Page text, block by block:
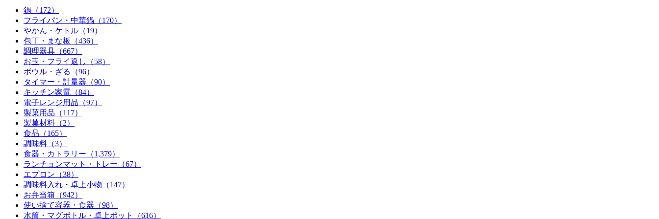
鍋 （172）
フライパン・中華鍋 （170）
やかん・ケトル （19）
包丁・まな板
（436）
調理器具 （667）
お玉・フライ返し
（58）
ボウル・ざる
（96）
タイマー・計量器 （90）
キッチン家電 （84）
電子レンジ用品 （97）
製菓用品 （117）
製菓材料 （2）
食品 （165）
調味料 （3）
食器・カトラリー （1,379）
ランチョンマット・トレー （67）
エプロン （38）
調味料入れ・卓上小物 （147）
お弁当箱 （942）
使い捨て容器・食器 （98）
水筒・マグボトル・卓上ポット
（616）